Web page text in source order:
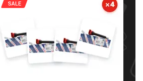
SALE